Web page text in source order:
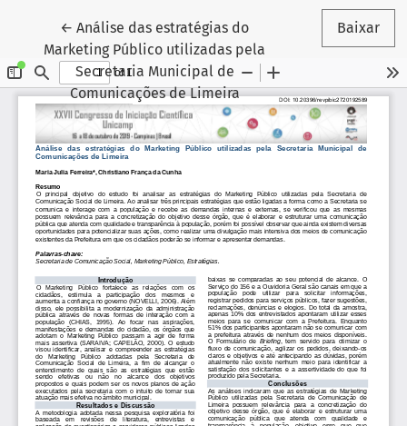
←Voltar aos Detalhes do Artigo
Análise das estratégias do
Marketing Público utilizadas pela
Secretaria Municipal de
Comunicações de Limeira
Baixar